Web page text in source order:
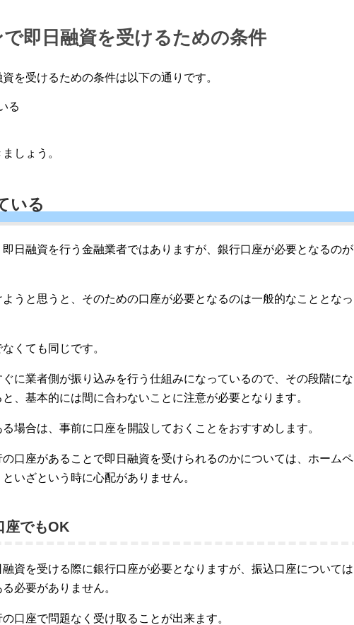
即日融資を受けるための条件
を受けるための条件は以下の通りです。
る
しょう。
いる
日融資を行う金融業者ではありますが、銀行口座が必要となるのが
うと思うと、そのための口座が必要となるのは一般的なこととなっ
くても同じです。
に業者側が振り込みを行う仕組みになっているので、その段階にな
、基本的には間に合わないことに注意が必要となります。
場合は、事前に口座を開設しておくことをおすすめします。
口座があることで即日融資を受けられるのかについては、ホームペ
いざという時に心配がありません。
座でもOK
資を受ける際に銀行口座が必要となりますが、振込口座については
必要がありません。
口座で問題なく受け取ることが出来ます。